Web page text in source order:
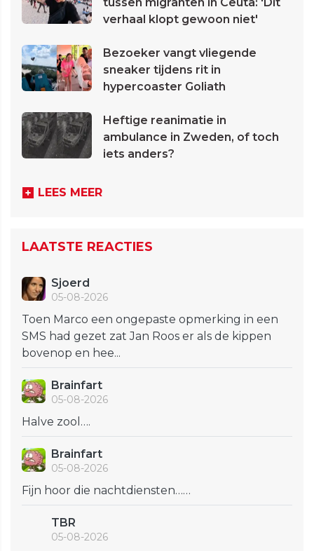
verhaal klopt gewoon niet'
Bezoeker vangt vliegende
sneaker tijdens rit in
hypercoaster Goliath
Heftige reanimatie in
ambulance in Zweden, of toch
iets anders?
LEES MEER
LAATSTE REACTIES
Sjoerd
05-08-2026
Toen Marco een ongepaste opmerking in een
SMS had gezet zat Jan Roos er als de kippen
bovenop en hee...
Brainfart
05-08-2026
Halve zool….
Brainfart
05-08-2026
Fijn hoor die nachtdiensten……
TBR
05-08-2026